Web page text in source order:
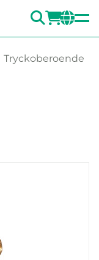
SÖK
Tryckoberoende